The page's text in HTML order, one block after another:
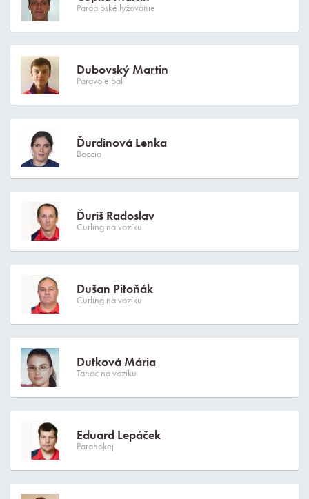
Paraalpské lyžovanie
Dubovský Martin
Paravolejbal
Ďurdinová Lenka
Boccia
Ďuriš Radoslav
Curling na vozíku
Dušan Pitoňák
Curling na vozíku
Dutková Mária
Tanec na vozíku
Eduard Lepáček
Parahokej